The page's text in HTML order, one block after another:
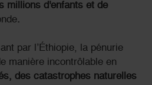
millions d'enfants et de
.
par l’Éthiopie, la pénurie
manière incontrôlable en
des catastrophes naturelles